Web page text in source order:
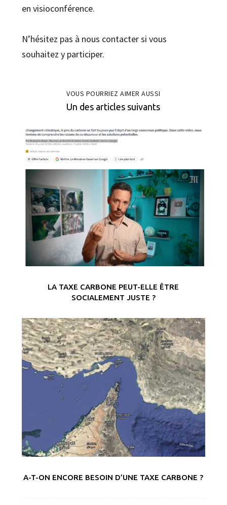
en visioconférence.
N’hésitez pas à nous contacter si vous
souhaitez y participer.
VOUS POURRIEZ AIMER AUSSI
Un des articles suivants
LA TAXE CARBONE PEUT-ELLE ÊTRE
SOCIALEMENT JUSTE ?
A-T-ON ENCORE BESOIN D’UNE TAXE CARBONE ?